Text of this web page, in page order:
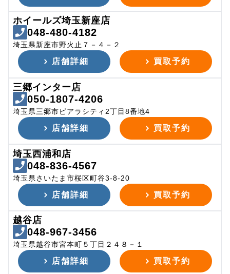
ホイールズ埼玉新座店
048-480-4182
埼玉県新座市野火止７－４－２
店舗詳細 買取予約
三郷インター店
050-1807-4206
埼玉県三郷市ピアラシティ2丁目8番地4
店舗詳細 買取予約
埼玉西浦和店
048-836-4567
埼玉県さいたま市桜区町谷3-8-20
店舗詳細 買取予約
越谷店
048-967-3456
埼玉県越谷市宮本町５丁目２４８－１
店舗詳細 買取予約